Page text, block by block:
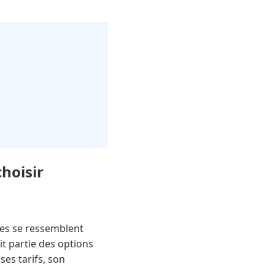
se ressemblent
partie des options
tarifs, son